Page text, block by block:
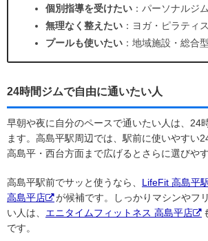
個別指導を受けたい ：パーソナルジ
無理なく整えたい ：ヨガ・ピラティ
プールも使いたい ：地域施設・総合
24時間ジムで自由に通いたい人
早朝や夜に自分のペースで通いたい人は、24
ます。高島平駅周辺では、駅前に使いやすい
高島平・西台方面まで広げるとさらに選びや
高島平駅前でサッと使うなら、 LifeFit 高島平
高島平店
が候補です。しっかりマシンやフ
い人は、 エニタイムフィットネス 高島平店
です。